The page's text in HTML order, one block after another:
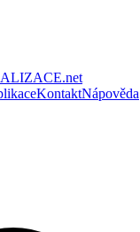
.net
KontaktNápověda